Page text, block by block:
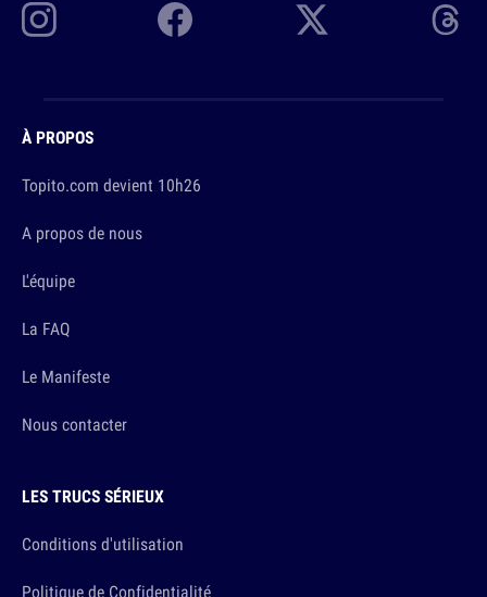
À PROPOS
Topito.com devient 10h26
A propos de nous
L'équipe
La FAQ
Le Manifeste
Nous contacter
LES TRUCS SÉRIEUX
Conditions d'utilisation
Politique de Confidentialité